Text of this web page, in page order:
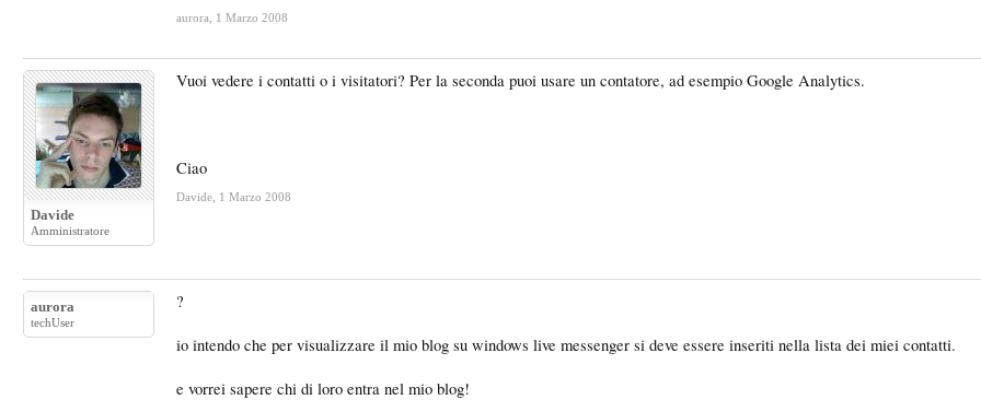
aurora 1 Marzo 2008
Davide
Amministratore
Vuoi vedere i contatti o i visitatori? Per la seconda puoi usare un contatore, ad esempio Google Analytics.
Ciao
Davide 1 Marzo 2008
aurora
techUser
?
io intendo che per visualizzare il mio blog su windows live messenger si deve essere inseriti nella lista dei miei contatti.
e vorrei sapere chi di loro entra nel mio blog!